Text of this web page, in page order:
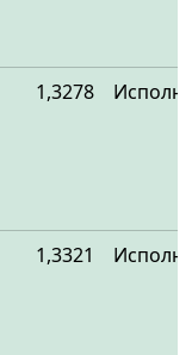
1,3278
1,3321